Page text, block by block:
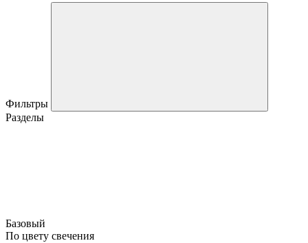
Фильтры
Разделы
Базовый
По цвету свечения